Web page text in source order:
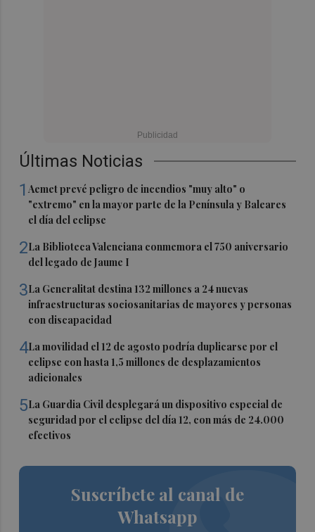
Últimas Noticias
1Aemet prevé peligro de incendios "muy alto" o
"extremo" en la mayor parte de la Península y Baleares
el día del eclipse
2La Biblioteca Valenciana conmemora el 750 aniversario
del legado de Jaume I
3La Generalitat destina 132 millones a 24 nuevas
infraestructuras sociosanitarias de mayores y personas
con discapacidad
4La movilidad el 12 de agosto podría duplicarse por el
eclipse con hasta 1,5 millones de desplazamientos
adicionales
5La Guardia Civil desplegará un dispositivo especial de
seguridad por el eclipse del día 12, con más de 24.000
efectivos
Suscríbete al canal de
Whatsapp